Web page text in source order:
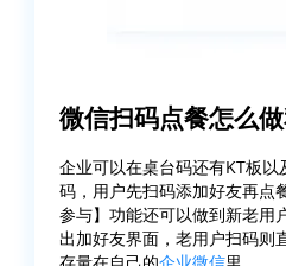
微信扫码点餐怎么
企业可以在桌台码还有KT板
码，用户先扫码添加好友再点
参与】功能还可以做到新老用
出加好友界面，老用户扫码则